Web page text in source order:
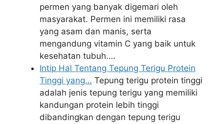
permen yang banyak digemari oleh
masyarakat. Permen ini memiliki rasa
yang asam dan manis, serta
mengandung vitamin C yang baik untuk
kesehatan tubuh.…
Intip Hal Tentang Tepung Terigu Protein
Tinggi yang… Tepung terigu protein tinggi
adalah jenis tepung terigu yang memiliki
kandungan protein lebih tinggi
dibandingkan dengan tepung terigu